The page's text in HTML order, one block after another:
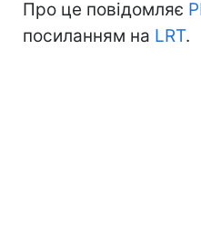
Про це повідомляє
посиланням на LRT.